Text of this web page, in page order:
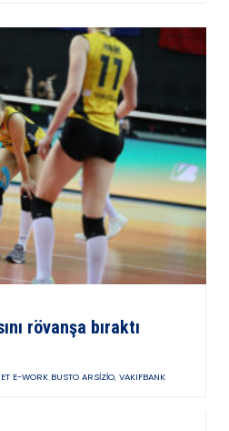
rövanşa bıraktı
E-WORK BUSTO ARSIZIO, VAKIFBANK